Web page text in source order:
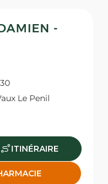
-
Le Penil
ITINÉRAIRE